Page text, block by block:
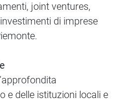
joint ventures,
di imprese
e delle istituzioni locali e